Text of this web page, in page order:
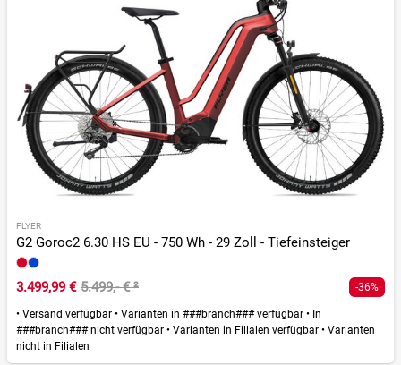
FLYER
G2 Goroc2 6.30 HS EU - 750 Wh - 29 Zoll - Tiefeinsteiger
3.499,99 € 5.499,- €² -36%
• Versand verfügbar • Varianten in ###branch### verfügbar • In
###branch### nicht verfügbar • Varianten in Filialen verfügbar • Varianten
nicht in Filialen